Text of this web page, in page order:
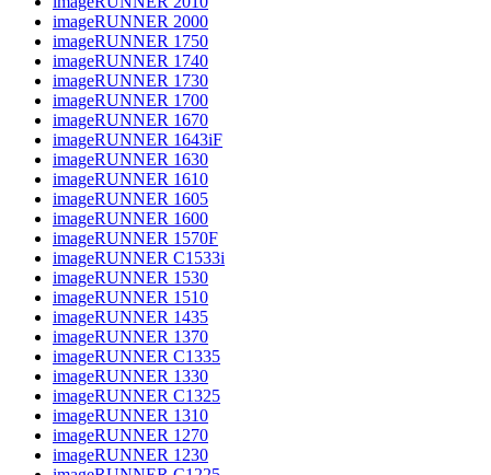
imageRUNNER 2000
imageRUNNER 1750
imageRUNNER 1740
imageRUNNER 1730
imageRUNNER 1700
imageRUNNER 1670
imageRUNNER 1643iF
imageRUNNER 1630
imageRUNNER 1610
imageRUNNER 1605
imageRUNNER 1600
imageRUNNER 1570F
imageRUNNER C1533i
imageRUNNER 1530
imageRUNNER 1510
imageRUNNER 1435
imageRUNNER 1370
imageRUNNER C1335
imageRUNNER 1330
imageRUNNER C1325
imageRUNNER 1310
imageRUNNER 1270
imageRUNNER 1230